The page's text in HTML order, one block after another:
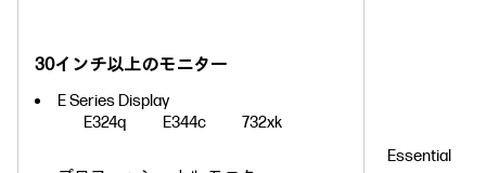
30インチ以上のモニター
E Series Display
E324q
E344c 732xk
Essential